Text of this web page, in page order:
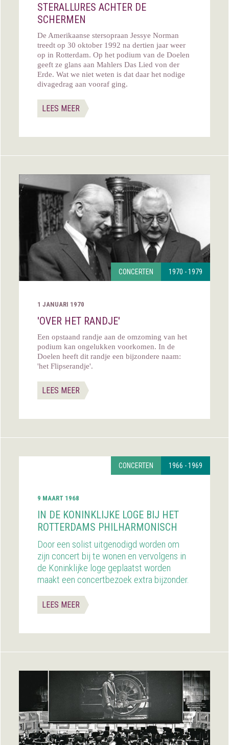
STERALLURES ACHTER DE
SCHERMEN
De Amerikaanse stersopraan Jessye Norman
treedt op 30 oktober 1992 na dertien jaar weer
op in Rotterdam. Op het podium van de Doelen
geeft ze glans aan Mahlers Das Lied von der
Erde. Wat we niet weten is dat daar het nodige
divagedrag aan vooraf ging.
LEES MEER
CONCERTEN 1970 - 1979
1 JANUARI 1970
'OVER HET RANDJE'
Een opstaand randje aan de omzoming van het
podium kan ongelukken voorkomen. In de
Doelen heeft dit randje een bijzondere naam:
'het Flipserandje'.
LEES MEER
CONCERTEN 1966 - 1969
9 MAART 1968
IN DE KONINKLIJKE LOGE BIJ HET
ROTTERDAMS PHILHARMONISCH
Door een solist uitgenodigd worden om
zijn concert bij te wonen en vervolgens in
de Koninklijke loge geplaatst worden
maakt een concertbezoek extra bijzonder.
LEES MEER